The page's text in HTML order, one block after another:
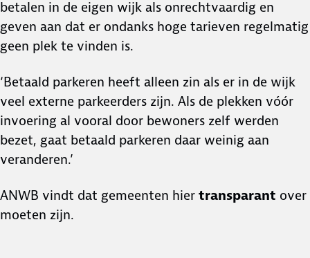
betalen in de eigen wijk als onrechtvaardig en
geven aan dat er ondanks hoge tarieven regelmatig
geen plek te vinden is.
‘Betaald parkeren heeft alleen zin als er in de wijk
veel externe parkeerders zijn. Als de plekken vóór
invoering al vooral door bewoners zelf werden
bezet, gaat betaald parkeren daar weinig aan
veranderen.’
ANWB vindt dat gemeenten hier transparant over
moeten zijn.